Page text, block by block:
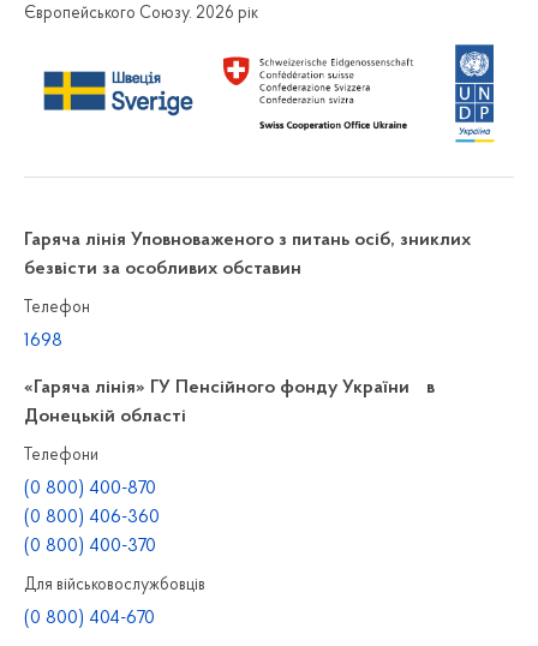
Європейського Союзу. 2026 рік
Гаряча лінія Уповноваженого з питань осіб, зниклих
безвісти за особливих обставин
Телефон
1698
«Гаряча лінія» ГУ Пенсійного фонду України в
Донецькій області
Телефони
(0 800) 400-870
(0 800) 406-360
(0 800) 400-370
Для військовослужбовців
(0 800) 404-670